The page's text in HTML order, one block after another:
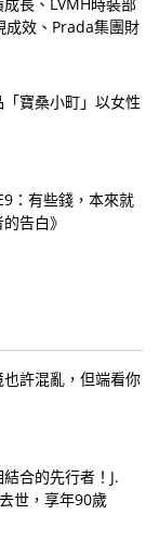
成效、Prada集團財
寶桑小町」以女性
：有些錢，本來就
告白》
也許混亂，但端看你
合的先行者！J.
世，享年90歲